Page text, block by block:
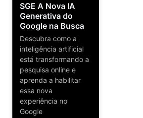
SGE A Nova IA
Generativa do
Google na Busca
Descubra como a
inteligência artificial
está transformando a
pesquisa online e
aprenda a habilitar
essa nova
experiência no
Google